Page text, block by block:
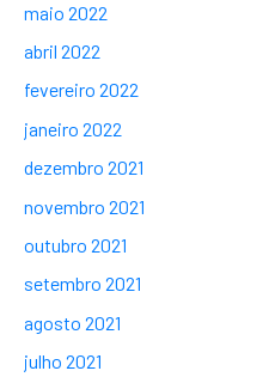
maio 2022
abril 2022
fevereiro 2022
janeiro 2022
dezembro 2021
novembro 2021
outubro 2021
setembro 2021
agosto 2021
julho 2021